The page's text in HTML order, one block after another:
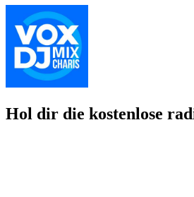
Hol dir die kostenlose